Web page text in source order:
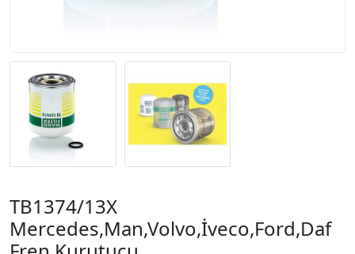
TB1374/13X
Mercedes,Man,Volvo,İveco,Ford,Daf